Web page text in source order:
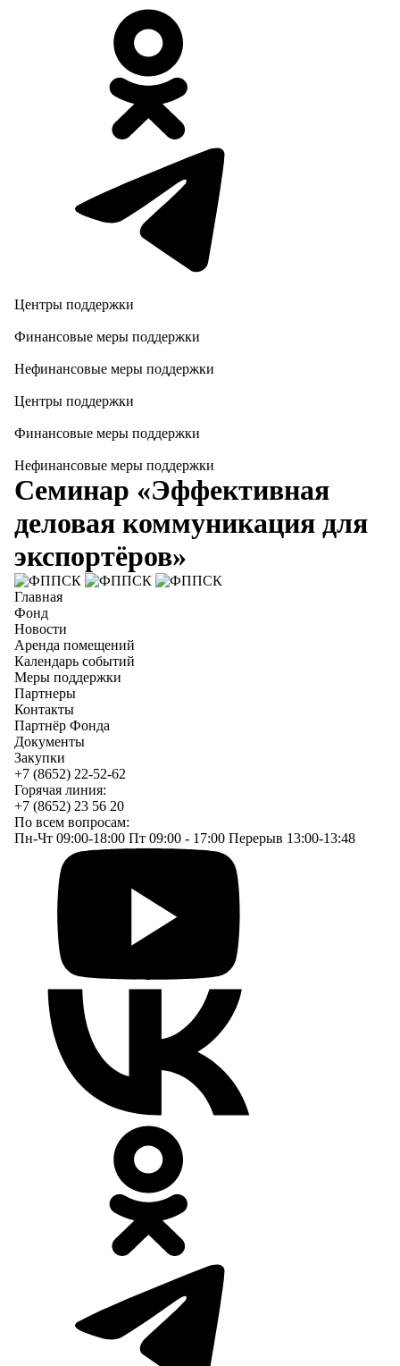
Центры поддержки
Финансовые меры поддержки
Нефинансовые меры поддержки
Центры поддержки
Финансовые меры поддержки
Нефинансовые меры поддержки
Семинар «Эффективная
деловая коммуникация для
экспортёров»
Главная
Фонд
Новости
Аренда помещений
Календарь событий
Меры поддержки
Партнеры
Контакты
Партнёр Фонда
Документы
Закупки
+7 (8652) 22-52-62
Горячая линия:
+7 (8652) 23 56 20
По всем вопросам:
Пн-Чт 09:00-18:00 Пт 09:00 - 17:00 Перерыв 13:00-13:48